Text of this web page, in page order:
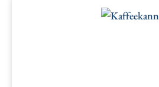
Bildergalerie überspringen